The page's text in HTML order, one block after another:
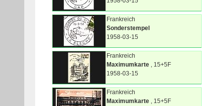
Frankreich
Sonderstempel
1958-03-15
Frankreich
Maximumkarte , 15+5F
1958-03-15
Frankreich
Maximumkarte , 15+5F